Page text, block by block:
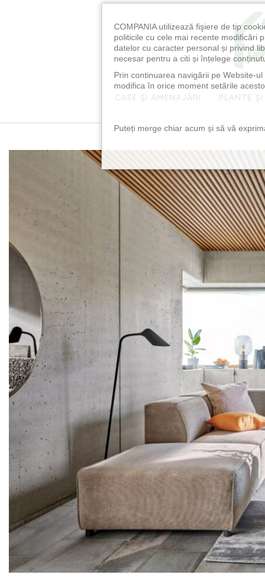
CASE ȘI AMENAJĂRI PLANTE
COMPANIA utilizează fişiere de tip
politicile cu cele mai recente modificări
datelor cu caracter personal și privind
necesar pentru a citi și înțelege
Prin continuarea navigării pe Website-
modifica în orice moment setările
Puteți merge chiar acum și să vă